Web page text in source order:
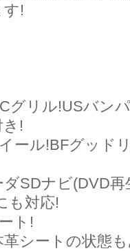
!
グリル!USバン
!
ール!BFグッド
SDナビ(DVD再
も対応!
ト!
シートの状態